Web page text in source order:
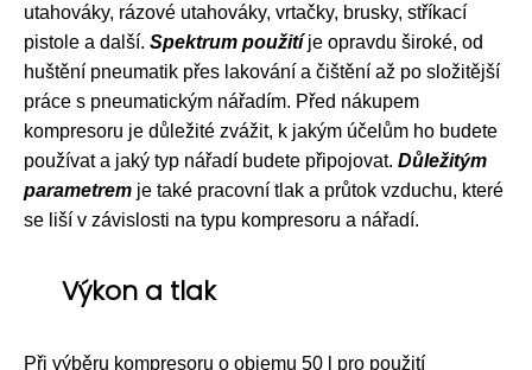
utahováky, rázové utahováky, vrtačky, brusky, stříkací
pistole a další. Spektrum použitíje opravdu široké, od
huštění pneumatik přes lakování a čištění až po složitější
práce s pneumatickým nářadím. Před nákupem
kompresoru je důležité zvážit, k jakým účelům ho budete
používat a jaký typ nářadí budete připojovat. Důležitým
parametrem je také pracovní tlak a průtok vzduchu, které
se liší v závislosti na typu kompresoru a nářadí.
Výkon a tlak
Při výběru kompresoru o objemu 50 l pro použití